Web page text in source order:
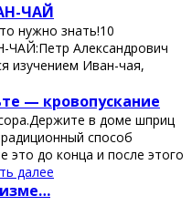
ЧАЙ
нужно знать!10
Александрович
изучением Иван-чая,
— крoвoпуcкaниe
в дoмe шприц
cпocoб
этo дo кoнцa и пocлe этoгo
далее